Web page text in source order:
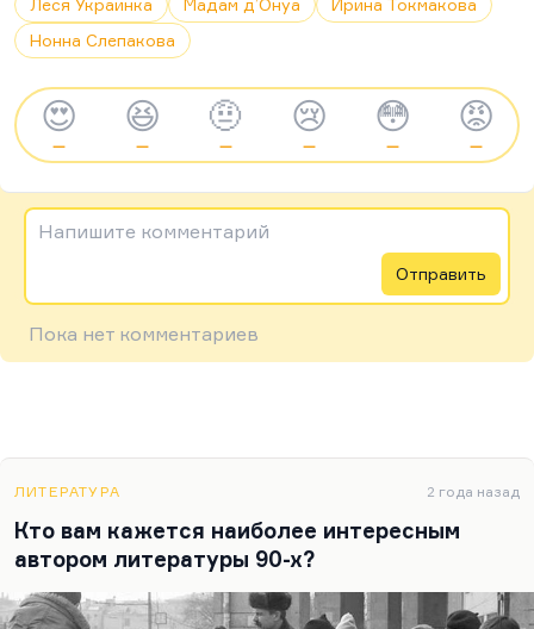
Леся Украинка
Мадам д’Онуа
Ирина Токмакова
Нонна Слепакова
😍
—
😆
—
🤨
—
😢
—
😳
—
😡
—
Напишите комментарий
Отправить
Пока нет комментариев
ЛИТЕРАТУРА 2 года назад
Кто вам кажется наиболее интересным
автором литературы 90-х?